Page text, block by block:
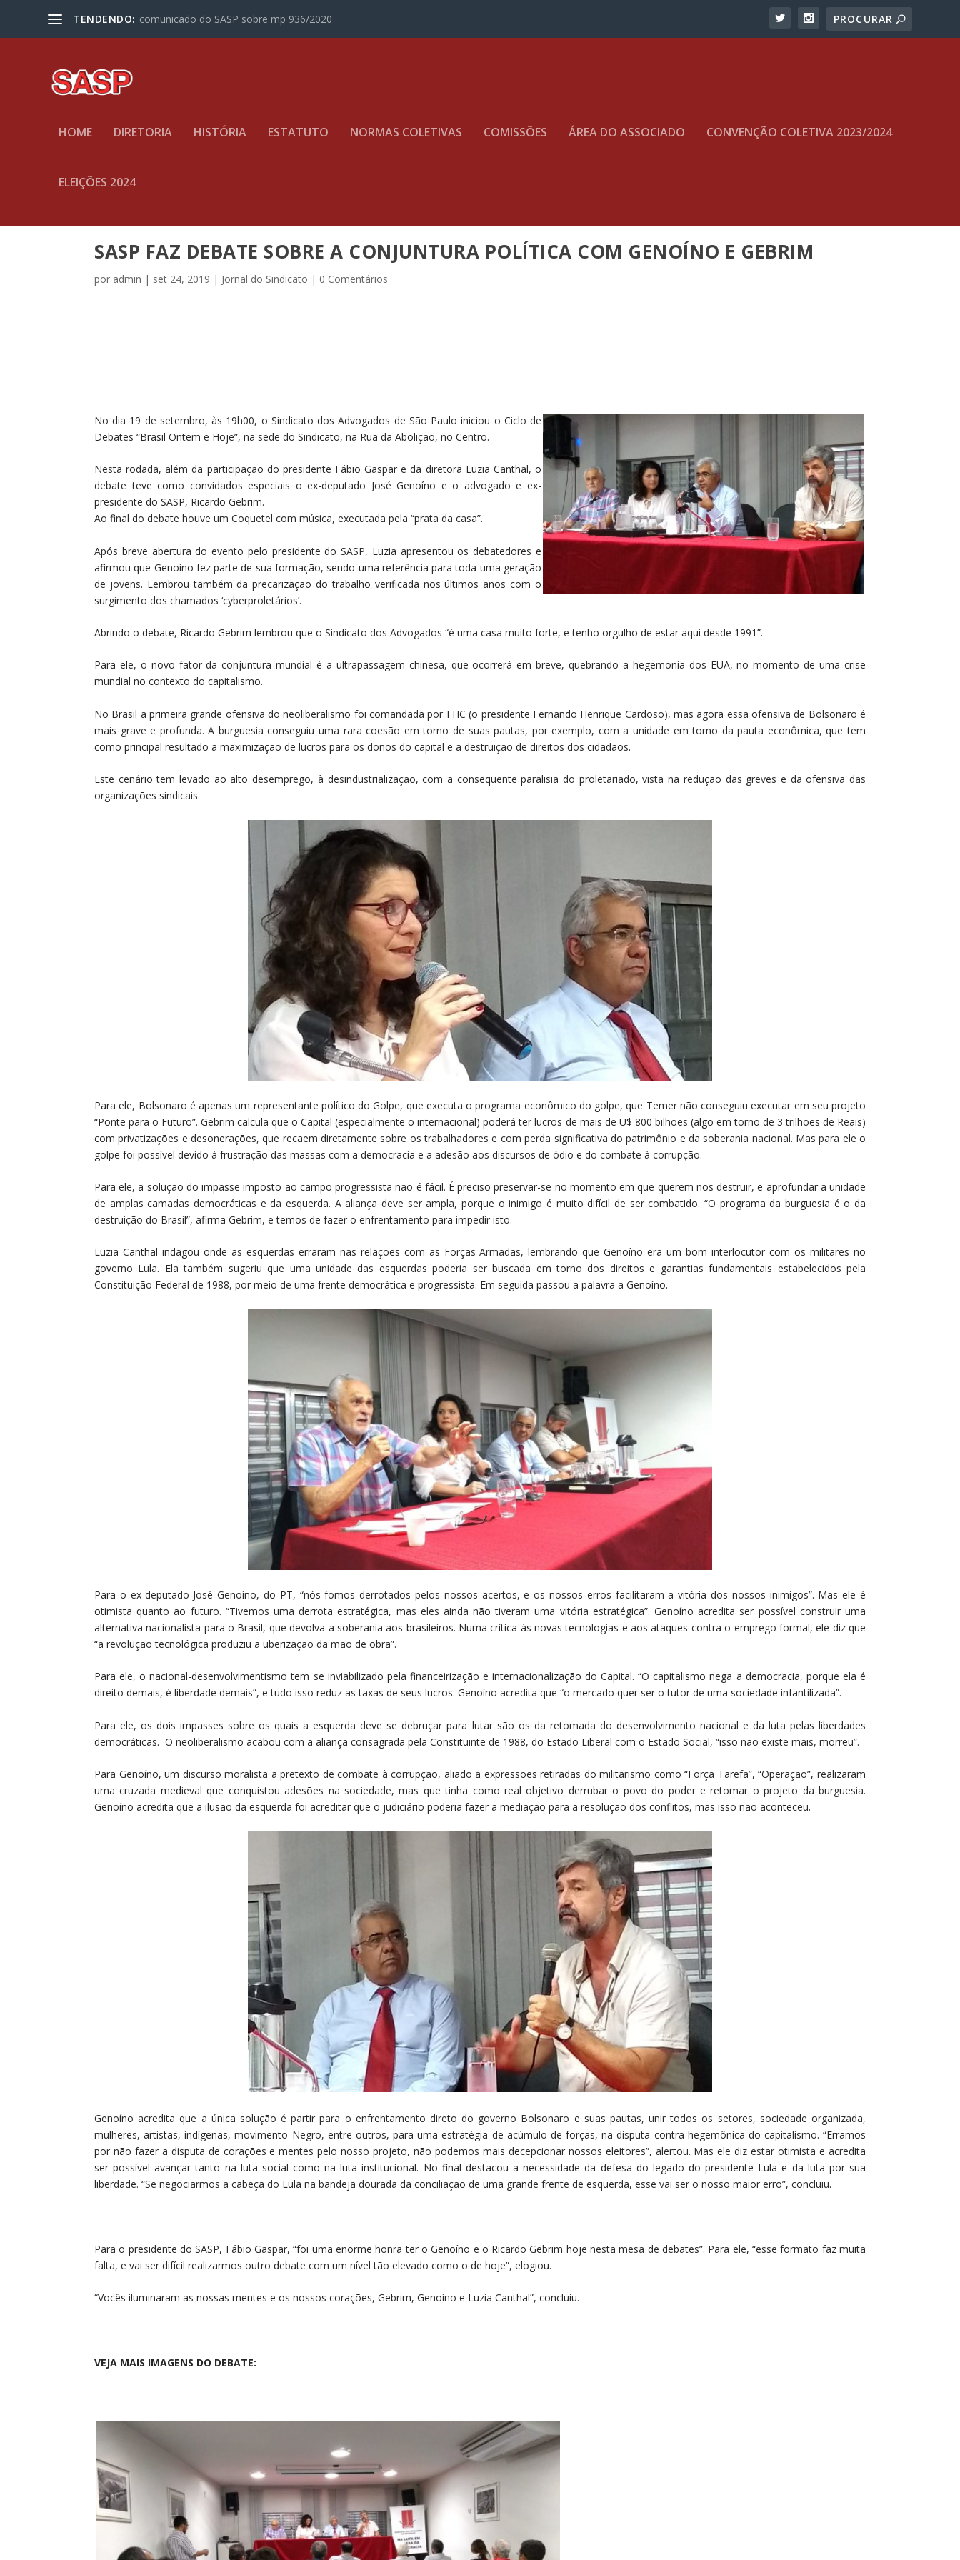
TENDENDO: comunicado do SASP sobre mp 936/2020
HOME DIRETORIA HISTÓRIA ESTATUTO NORMAS COLETIVAS COMISSÕES ÁREA DO ASSOCIADO CONVENÇÃO COLETIVA 2023/2024
ELEIÇÕES 2024
SASP FAZ DEBATE SOBRE A CONJUNTURA POLÍTICA COM GENOÍNO E GEBRIM
por admin | set 24, 2019 | Jornal do Sindicato | 0 Comentários
No dia 19 de setembro, às 19h00, o Sindicato dos Advogados de São Paulo iniciou o Ciclo de
Debates “Brasil Ontem e Hoje”, na sede do Sindicato, na Rua da Abolição, no Centro.
Nesta rodada, além da participação do presidente Fábio Gaspar e da diretora Luzia Canthal, o
debate teve como convidados especiais o ex-deputado José Genoíno e o advogado e ex-
presidente do SASP, Ricardo Gebrim.
Ao final do debate houve um Coquetel com música, executada pela “prata da casa”.
Após breve abertura do evento pelo presidente do SASP, Luzia apresentou os debatedores e
afirmou que Genoíno fez parte de sua formação, sendo uma referência para toda uma geração
de jovens. Lembrou também da precarização do trabalho verificada nos últimos anos com o
surgimento dos chamados ‘cyberproletários’.
Abrindo o debate, Ricardo Gebrim lembrou que o Sindicato dos Advogados “é uma casa muito forte, e tenho orgulho de estar aqui desde 1991”.
Para ele, o novo fator da conjuntura mundial é a ultrapassagem chinesa, que ocorrerá em breve, quebrando a hegemonia dos EUA, no momento de uma crise
mundial no contexto do capitalismo.
No Brasil a primeira grande ofensiva do neoliberalismo foi comandada por FHC (o presidente Fernando Henrique Cardoso), mas agora essa ofensiva de Bolsonaro é
mais grave e profunda. A burguesia conseguiu uma rara coesão em torno de suas pautas, por exemplo, com a unidade em torno da pauta econômica, que tem
como principal resultado a maximização de lucros para os donos do capital e a destruição de direitos dos cidadãos.
Este cenário tem levado ao alto desemprego, à desindustrialização, com a consequente paralisia do proletariado, vista na redução das greves e da ofensiva das
organizações sindicais.
Para ele, Bolsonaro é apenas um representante político do Golpe, que executa o programa econômico do golpe, que Temer não conseguiu executar em seu projeto
“Ponte para o Futuro”. Gebrim calcula que o Capital (especialmente o internacional) poderá ter lucros de mais de U$ 800 bilhões (algo em torno de 3 trilhões de Reais)
com privatizações e desonerações, que recaem diretamente sobre os trabalhadores e com perda significativa do patrimônio e da soberania nacional. Mas para ele o
golpe foi possível devido à frustração das massas com a democracia e a adesão aos discursos de ódio e do combate à corrupção.
Para ele, a solução do impasse imposto ao campo progressista não é fácil. É preciso preservar-se no momento em que querem nos destruir, e aprofundar a unidade
de amplas camadas democráticas e da esquerda. A aliança deve ser ampla, porque o inimigo é muito difícil de ser combatido. “O programa da burguesia é o da
destruição do Brasil”, afirma Gebrim, e temos de fazer o enfrentamento para impedir isto.
Luzia Canthal indagou onde as esquerdas erraram nas relações com as Forças Armadas, lembrando que Genoíno era um bom interlocutor com os militares no
governo Lula. Ela também sugeriu que uma unidade das esquerdas poderia ser buscada em torno dos direitos e garantias fundamentais estabelecidos pela
Constituição Federal de 1988, por meio de uma frente democrática e progressista. Em seguida passou a palavra a Genoíno.
Para o ex-deputado José Genoíno, do PT, “nós fomos derrotados pelos nossos acertos, e os nossos erros facilitaram a vitória dos nossos inimigos”. Mas ele é
otimista quanto ao futuro. “Tivemos uma derrota estratégica, mas eles ainda não tiveram uma vitória estratégica”. Genoíno acredita ser possível construir uma
alternativa nacionalista para o Brasil, que devolva a soberania aos brasileiros. Numa crítica às novas tecnologias e aos ataques contra o emprego formal, ele diz que
“a revolução tecnológica produziu a uberização da mão de obra”.
Para ele, o nacional-desenvolvimentismo tem se inviabilizado pela financeirização e internacionalização do Capital. “O capitalismo nega a democracia, porque ela é
direito demais, é liberdade demais”, e tudo isso reduz as taxas de seus lucros. Genoíno acredita que “o mercado quer ser o tutor de uma sociedade infantilizada”.
Para ele, os dois impasses sobre os quais a esquerda deve se debruçar para lutar são os da retomada do desenvolvimento nacional e da luta pelas liberdades
democráticas. O neoliberalismo acabou com a aliança consagrada pela Constituinte de 1988, do Estado Liberal com o Estado Social, “isso não existe mais, morreu”.
Para Genoíno, um discurso moralista a pretexto de combate à corrupção, aliado a expressões retiradas do militarismo como “Força Tarefa”, “Operação”, realizaram
uma cruzada medieval que conquistou adesões na sociedade, mas que tinha como real objetivo derrubar o povo do poder e retomar o projeto da burguesia.
Genoíno acredita que a ilusão da esquerda foi acreditar que o judiciário poderia fazer a mediação para a resolução dos conflitos, mas isso não aconteceu.
Genoíno acredita que a única solução é partir para o enfrentamento direto do governo Bolsonaro e suas pautas, unir todos os setores, sociedade organizada,
mulheres, artistas, indígenas, movimento Negro, entre outros, para uma estratégia de acúmulo de forças, na disputa contra-hegemônica do capitalismo. “Erramos
por não fazer a disputa de corações e mentes pelo nosso projeto, não podemos mais decepcionar nossos eleitores”, alertou. Mas ele diz estar otimista e acredita
ser possível avançar tanto na luta social como na luta institucional. No final destacou a necessidade da defesa do legado do presidente Lula e da luta por sua
liberdade. “Se negociarmos a cabeça do Lula na bandeja dourada da conciliação de uma grande frente de esquerda, esse vai ser o nosso maior erro”, concluiu.
Para o presidente do SASP, Fábio Gaspar, “foi uma enorme honra ter o Genoíno e o Ricardo Gebrim hoje nesta mesa de debates”. Para ele, “esse formato faz muita
falta, e vai ser difícil realizarmos outro debate com um nível tão elevado como o de hoje”, elogiou.
“Vocês iluminaram as nossas mentes e os nossos corações, Gebrim, Genoíno e Luzia Canthal”, concluiu.
VEJA MAIS IMAGENS DO DEBATE: